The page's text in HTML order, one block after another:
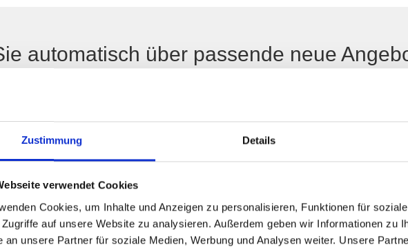
Zustimmung Details
verwendet Cookies
Cookies, um Inhalte und Anzeigen zu personalisieren, Funktionen für
Zugriffe auf unsere Website zu analysieren. Außerdem geben wir Informationen zu
an unsere Partner für soziale Medien, Werbung und Analysen weiter. Unsere
automatisch über passende neue
zur Kenntnis genommen. Ich stimme zu, dass meine
meiner Anfrage elektronisch erhoben und